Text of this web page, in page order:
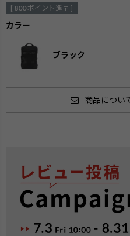
[ 800 ポイント進呈 ]
カラー
ブラック
商品につい